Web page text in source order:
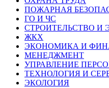
ПОЖАРНАЯ
ГО И ЧС
СТРОИТЕЛЬСТВО И
ЖКХ
ЭКОНОМИКА И
МЕНЕДЖМЕНТ
УПРАВЛЕНИЕ
ТЕХНОЛОГИЯ И
ЭКОЛОГИЯ